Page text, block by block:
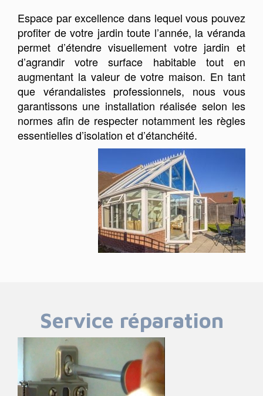
Espace par excellence dans lequel vous pouvez
profiter de votre jardin toute l’année, la véranda
permet d’étendre visuellement votre jardin et
d’agrandir votre surface habitable tout en
augmentant la valeur de votre maison. En tant
que vérandalistes professionnels, nous vous
garantissons une installation réalisée selon les
normes afin de respecter notamment les règles
essentielles d’isolation et d’étanchéité.
Service réparation